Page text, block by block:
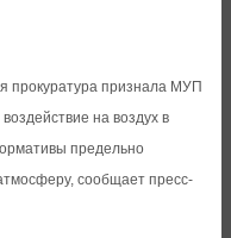
прокуратура признала МУП
на воздух в
предельно
сообщает пресс-